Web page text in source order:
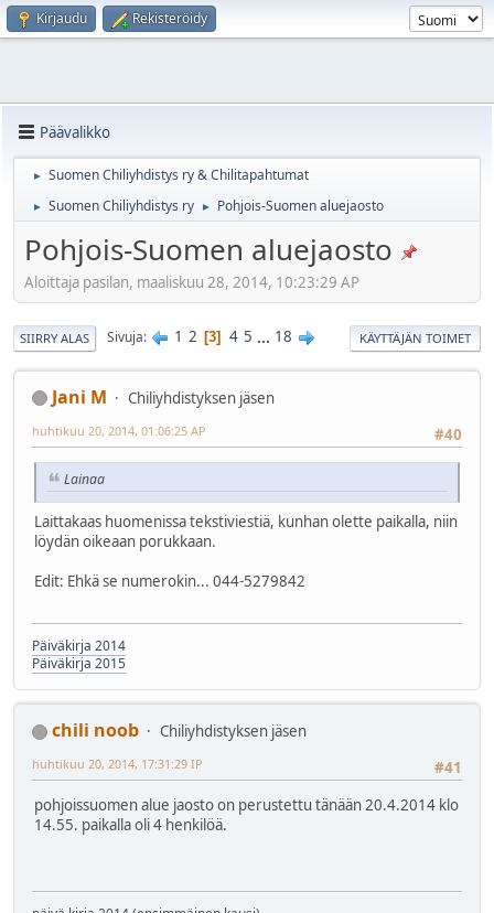
Kirjaudu Rekisteröidy
Päävalikko
► Suomen Chiliyhdistys ry & Chilitapahtumat
► Suomen Chiliyhdistys ry ► Pohjois-Suomen aluejaosto
Pohjois-Suomen aluejaosto
Aloittaja pasilan, maaliskuu 28, 2014, 10:23:29 AP
SIIRRY ALAS Sivuja 1 2 3 4 5 ... 18 KÄYTTÄJÄN TOIMET
Jani M
Chiliyhdistyksen jäsen
#40
huhtikuu 20, 2014, 01:06:25 AP
Lainaa
Laittakaas huomenissa tekstiviestiä, kunhan olette paikalla, niin
löydän oikeaan porukkaan.
Edit: Ehkä se numerokin... 044-5279842
Päiväkirja 2014
Päiväkirja 2015
chili noob
Chiliyhdistyksen jäsen
#41
huhtikuu 20, 2014, 17:31:29 IP
pohjoissuomen alue jaosto on perustettu tänään 20.4.2014 klo
14.55. paikalla oli 4 henkilöä.